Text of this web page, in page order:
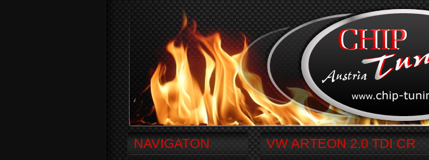
VW ARTEON 2.0 TDI CR
NAVIGATON